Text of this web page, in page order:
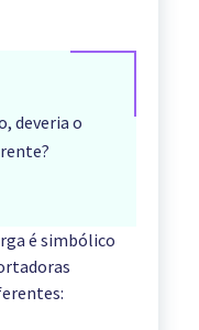
deveria o
é simbólico